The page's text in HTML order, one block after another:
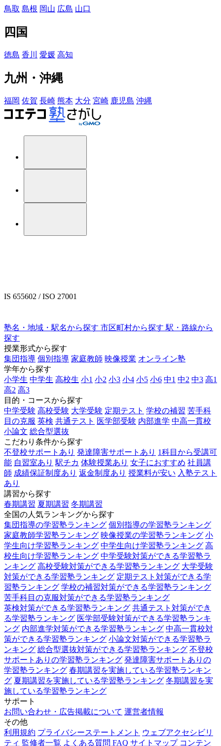
鳥取 島根 岡山 広島 山口
四国
徳島 香川 愛媛 高知
九州・沖縄
福岡 佐賀 長崎 熊本 大分 宮崎 鹿児島 沖縄
IS 655602 / ISO 27001
塾名・地域・駅名から探す 市区町村から探す 駅・路線から
探す
授業形式から探す
集団指導 個別指導 家庭教師 映像授業 オンライン塾
学年から探す
小学生 中学生 高校生 小1 小2 小3 小4 小5 小6 中1 中2 中3 高1
高2 高3
目的・コースから探す
中学受験 高校受験 大学受験 定期テスト 学校の補習 苦手科
目の克服 英検 共通テスト 医学部受験 内部進学 中高一貫校
小論文 総合型選抜
こだわり条件から探す
不登校サポートあり 発達障害サポートあり 1科目から受講可
能 自習室あり 駅チカ 体験授業あり 女子におすすめ 社員講
師 成績保証制度あり 返金制度あり 授業料が安い 入塾テスト
あり
講習から探す
春期講習 夏期講習 冬期講習
全国の人気ランキングから探す
集団指導の学習塾ランキング 個別指導の学習塾ランキング
家庭教師学習塾ランキング 映像授業の学習塾ランキング 小
学生向け学習塾ランキング 中学生向け学習塾ランキング 高
校生向け学習塾ランキング 中学受験対策ができる学習塾ラ
ンキング 高校受験対策ができる学習塾ランキング 大学受験
対策ができる学習塾ランキング 定期テスト対策ができる学
習塾ランキング 学校の補習対策ができる学習塾ランキング
苦手科目の克服対策ができる学習塾ランキング
英検対策ができる学習塾ランキング 共通テスト対策ができ
る学習塾ランキング 医学部受験対策ができる学習塾ランキ
ング 内部進学対策ができる学習塾ランキング 中高一貫校対
策ができる学習塾ランキング 小論文対策ができる学習塾ラ
ンキング 総合型選抜対策ができる学習塾ランキング 不登校
サポートありの学習塾ランキング 発達障害サポートありの
学習塾ランキング 春期講習を実施している学習塾ランキン
グ 夏期講習を実施している学習塾ランキング 冬期講習を実
施している学習塾ランキング
サポート
お問い合わせ・広告掲載について 運営者情報
その他
利用規約 プライバシーステートメント ウェブアクセシビリ
ティ 監修者一覧 よくある質問 FAQ サイトマップ コンテン